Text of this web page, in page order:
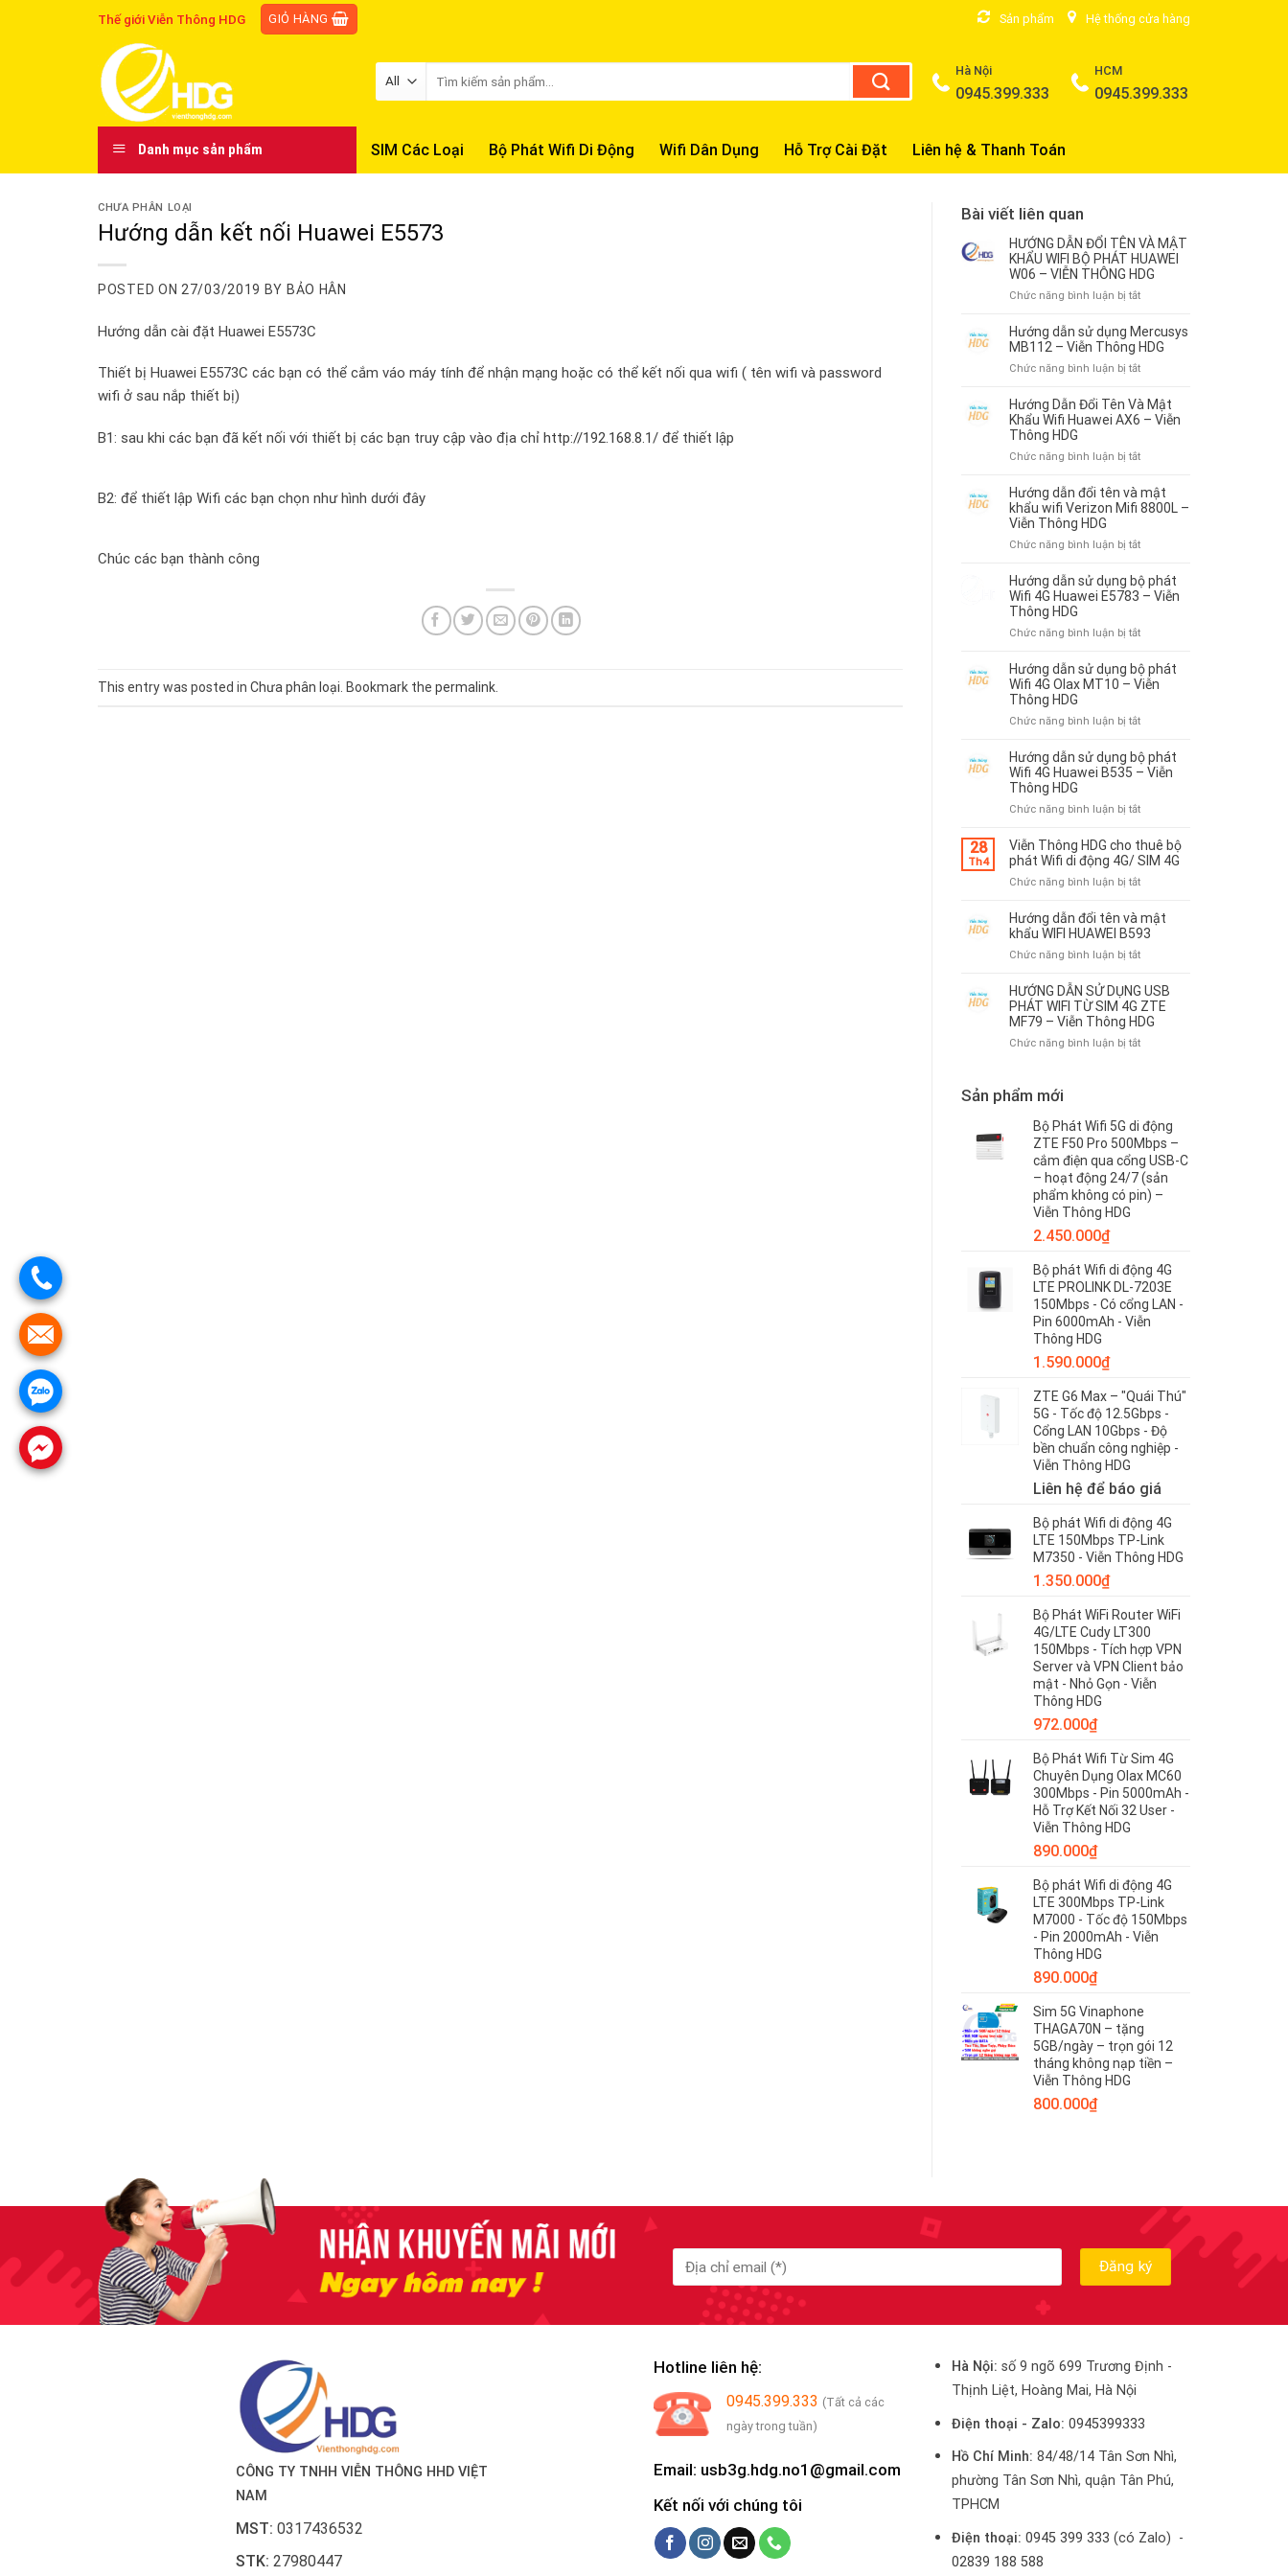
Thế giới Viễn Thông HDG GIỎ HÀNG Sản phẩm Hệ thống cửa hàng
Hà Nội
0945.399.333
HCM
0945.399.333
Danh mục sản phẩm SIM Các Loại Bộ Phát Wifi Di Động Wifi Dân Dụng Hỗ Trợ Cài Đặt Liên hệ & Thanh Toán
CHƯA PHÂN LOẠI
Hướng dẫn kết nối Huawei E5573
POSTED ON 27/03/2019 BY BẢO HÂN
Hướng dẫn cài đặt Huawei E5573C
Thiết bị Huawei E5573C các bạn có thể cắm váo máy tính để nhận mạng hoặc có thể kết nối qua wifi ( tên wifi và password
wifi ở sau nắp thiết bị)
B1: sau khi các bạn đã kết nối với thiết bị các bạn truy cập vào địa chỉ http://192.168.8.1/ để thiết lập
B2: để thiết lập Wifi các bạn chọn như hình dưới đây
Chúc các bạn thành công
This entry was posted in Chưa phân loại . Bookmark the permalink
Bài viết liên quan
HƯỚNG DẪN ĐỔI TÊN VÀ MẬT
KHẨU WIFI BỘ PHÁT HUAWEI
W06 – VIỄN THÔNG HDG
Chức năng bình luận bị tắtở
DẪN
ĐỔI
VÀ
KHẨU
WIFI
PHÁT
W06
–
Hướng dẫn sử dụng Mercusys
MB112 – Viễn Thông HDG
Chức năng bình luận bị tắtở
dẫn
sử
Viễn
Thông
Hướng Dẫn Đổi Tên Và Mật
Khẩu Wifi Huawei AX6 – Viễn
Thông HDG
Chức năng bình luận bị tắtở
Dẫn
Đổi
Wifi
Huawei
–
Thông
HDG
Hướng dẫn đổi tên và mật
khẩu wifi Verizon Mifi 8800L –
Viễn Thông HDG
Chức năng bình luận bị tắtở
dẫn
đổi
wifi
Verizon
8800L
Viễn
Thông
Hướng dẫn sử dụng bộ phát
Wifi 4G Huawei E5783 – Viễn
Thông HDG
Chức năng bình luận bị tắtở
dẫn
sử
4G
Huawei
–
Thông
HDG
Hướng dẫn sử dụng bộ phát
Wifi 4G Olax MT10 – Viễn
Thông HDG
Chức năng bình luận bị tắtở
dẫn
sử
4G
Olax
MT10
Viễn
Thông
Hướng dẫn sử dụng bộ phát
Wifi 4G Huawei B535 – Viễn
Thông HDG
Chức năng bình luận bị tắtở
dẫn
sử
bộ
Wifi
4G
Huawei
–
Viễn
Thông
28
Th4
Viễn Thông HDG cho thuê bộ
phát Wifi di động 4G/ SIM 4G
Chức năng bình luận bị tắtở
Thông
HDG
thuê
phát
Wifi
di
động
Hướng dẫn đổi tên và mật
khẩu WIFI HUAWEI B593
Chức năng bình luận bị tắtở
dẫn
đổi
tên
HƯỚNG DẪN SỬ DỤNG USB
PHÁT WIFI TỪ SIM 4G ZTE
MF79 – Viễn Thông HDG
Chức năng bình luận bị tắtở
USB
PHÁT
WIFI
TỪ
SIM
4G
Viễn
Thông
HDG
Sản phẩm mới
Bộ Phát Wifi 5G di động
ZTE F50 Pro 500Mbps –
cắm điện qua cổng USB-C
– hoạt động 24/7 (sản
phẩm không có pin) –
Viễn Thông HDG
2.450.000₫
Bộ phát Wifi di động 4G
LTE PROLINK DL-7203E
150Mbps - Có cổng LAN -
Pin 6000mAh - Viễn
Thông HDG
1.590.000₫
ZTE G6 Max – "Quái Thú"
5G - Tốc độ 12.5Gbps -
Cổng LAN 10Gbps - Độ
bền chuẩn công nghiệp -
Viễn Thông HDG
Liên hệ để báo giá
Bộ phát Wifi di động 4G
LTE 150Mbps TP-Link
M7350 - Viễn Thông HDG
1.350.000₫
Bộ Phát WiFi Router WiFi
4G/LTE Cudy LT300
150Mbps - Tích hợp VPN
Server và VPN Client bảo
mật - Nhỏ Gọn - Viễn
Thông HDG
972.000₫
Bộ Phát Wifi Từ Sim 4G
Chuyên Dụng Olax MC60
300Mbps - Pin 5000mAh -
Hỗ Trợ Kết Nối 32 User -
Viễn Thông HDG
890.000₫
Bộ phát Wifi di động 4G
LTE 300Mbps TP-Link
M7000 - Tốc độ 150Mbps
- Pin 2000mAh - Viễn
Thông HDG
890.000₫
Sim 5G Vinaphone
THAGA70N – tặng
5GB/ngày – trọn gói 12
tháng không nạp tiền –
Viễn Thông HDG
800.000₫
CÔNG TY TNHH VIỄN THÔNG HHD VIỆT
NAM
MST: 0317436532
STK: 27980447
Hotline liên hệ:
0945.399.333 (Tất cả các
ngày trong tuần)
Email: usb3g.hdg.no1@gmail.com
Kết nối với chúng tôi
Hà Nội:số 9 ngõ 699 Trương Định -
Thịnh Liệt, Hoàng Mai, Hà Nội
Điện thoại - Zalo: 0945399333
Hồ Chí Minh: 84/48/14 Tân Sơn Nhì,
phường Tân Sơn Nhì, quận Tân Phú,
TPHCM
Điện thoại: 0945 399 333 (có Zalo) -
02839 188 588